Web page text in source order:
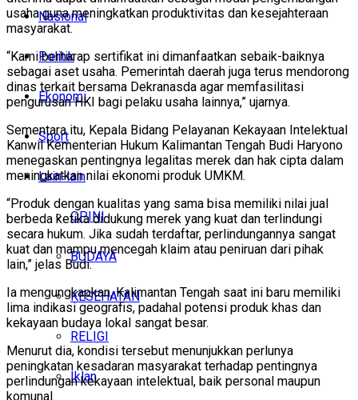
Nasional
Politik
Ekonomi
Sport
Lain-lain
OPINI
BUDAYA
KESEHATAN
RELIGI
Iklan
usaha guna meningkatkan produktivitas dan kesejahteraan
masyarakat.
“Kami berharap sertifikat ini dimanfaatkan sebaik-baiknya
sebagai aset usaha. Pemerintah daerah juga terus mendorong
dinas terkait bersama Dekranasda agar memfasilitasi
pengurusan HKI bagi pelaku usaha lainnya,” ujarnya.
Sementara itu, Kepala Bidang Pelayanan Kekayaan Intelektual
Kanwil Kementerian Hukum Kalimantan Tengah Budi Haryono
menegaskan pentingnya legalitas merek dan hak cipta dalam
meningkatkan nilai ekonomi produk UMKM.
“Produk dengan kualitas yang sama bisa memiliki nilai jual
berbeda ketika didukung merek yang kuat dan terlindungi
secara hukum. Jika sudah terdaftar, perlindungannya sangat
kuat dan mampu mencegah klaim atau peniruan dari pihak
lain,” jelas Budi.
Ia mengungkapkan, Kalimantan Tengah saat ini baru memiliki
lima indikasi geografis, padahal potensi produk khas dan
kekayaan budaya lokal sangat besar.
Menurut dia, kondisi tersebut menunjukkan perlunya
peningkatan kesadaran masyarakat terhadap pentingnya
perlindungan kekayaan intelektual, baik personal maupun
komunal.